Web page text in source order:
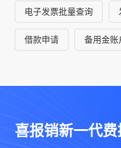
电子发票批量查询
借款申请 备用金账
喜报销新一代